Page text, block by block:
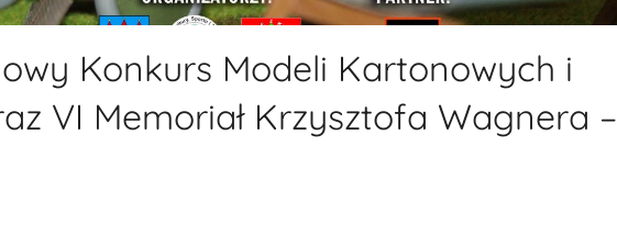
Konkurs Modeli Kartonowych i
VI Memoriał Krzysztofa Wagnera –